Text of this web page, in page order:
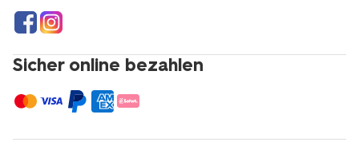
Sicher online bezahlen